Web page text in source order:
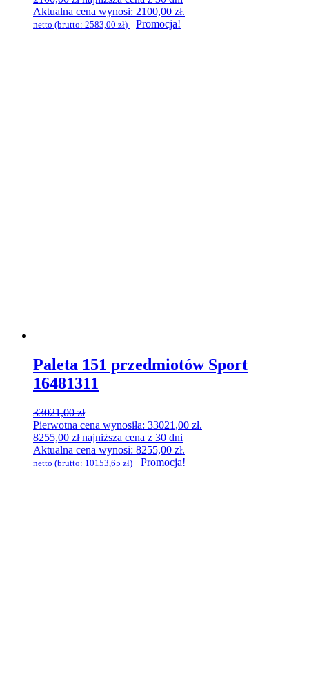
Aktualna cena wynosi: 2100,00 zł.
netto (brutto: 2583,00 zł) Promocja!
Paleta 151 przedmiotów Sport
16481311
33021,00zł
Pierwotna cena wynosiła: 33021,00 zł.
8255,00 złnajniższa cena z 30 dni
Aktualna cena wynosi: 8255,00 zł.
netto (brutto: 10153,65 zł) Promocja!